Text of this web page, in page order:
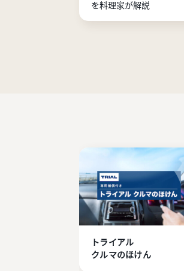
を料理家が解説
トライアル
クルマのほけん